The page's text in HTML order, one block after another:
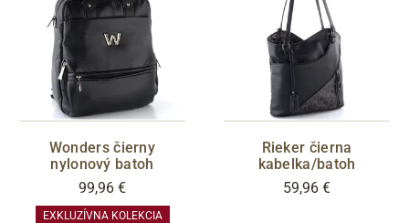
Wonders čierny
nylonový batoh
99,96 €
EXKLUZÍVNA KOLEKCIA
Rieker čierna
kabelka/batoh
59,96 €